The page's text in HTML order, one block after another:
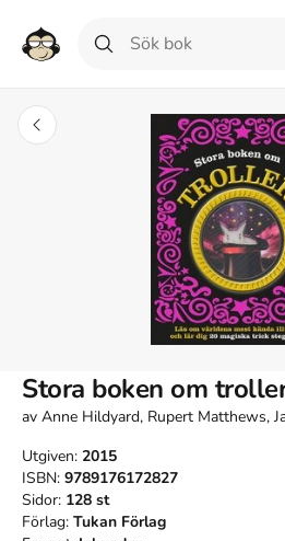
Stora boken om
av Anne Hildyard, Rupert Matthews,
Utgiven: 2015
ISBN: 9789176172827
Sidor: 128 st
Förlag: Tukan Förlag